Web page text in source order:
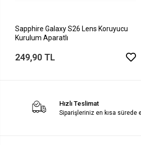
Sapphire Galaxy S26 Lens Koruyucu
Kurulum Aparatlı
249,90 TL
Hızlı Teslimat
Siparişleriniz en kısa sürede